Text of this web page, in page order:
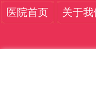
医院首页 关于我